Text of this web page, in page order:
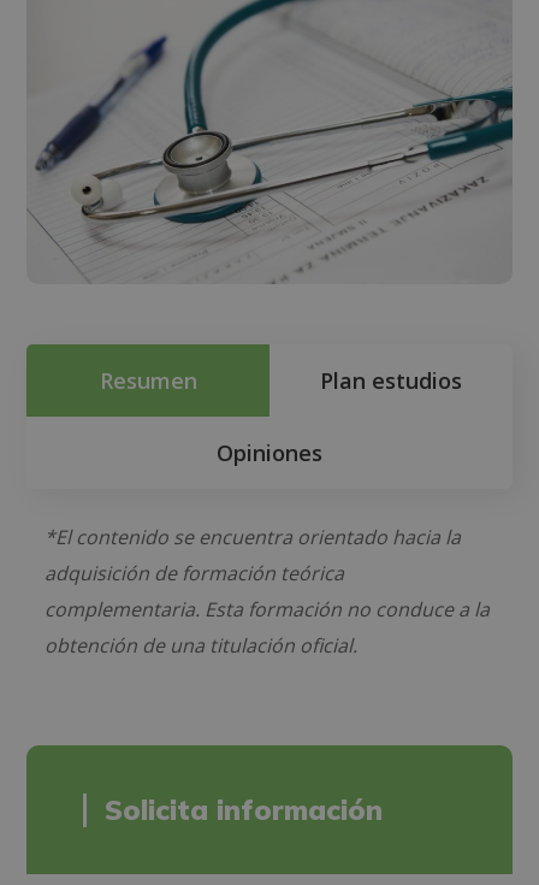
Resumen Plan estudios
Opiniones
*El contenido se encuentra orientado hacia la
adquisición de formación teórica
complementaria. Esta formación no conduce a la
obtención de una titulación oficial.
Solicita información